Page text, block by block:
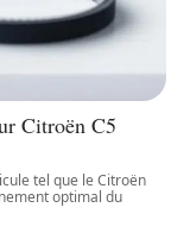
Citroën C5
tel que le Citroën
optimal du